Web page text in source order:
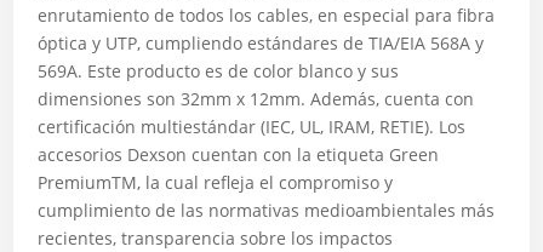
enrutamiento de todos los cables, en especial para fibra
óptica y UTP, cumpliendo estándares de TIA/EIA 568A y
569A. Este producto es de color blanco y sus
dimensiones son 32mm x 12mm. Además, cuenta con
certificación multiestándar (IEC, UL, IRAM, RETIE). Los
accesorios Dexson cuentan con la etiqueta Green
PremiumTM, la cual refleja el compromiso y
cumplimiento de las normativas medioambientales más
recientes, transparencia sobre los impactos